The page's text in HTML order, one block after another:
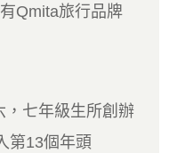
Qmita旅行品牌
，七年級生所創辦
第13個年頭